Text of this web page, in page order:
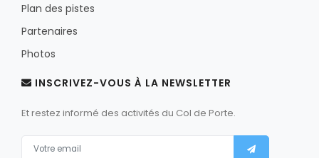
Plan des pistes
Partenaires
Photos
INSCRIVEZ-VOUS À LA NEWSLETTER
Et restez informé des activités du Col de Porte.